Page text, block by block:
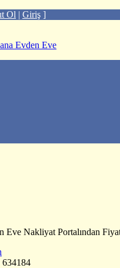
Ol | Giriş ]
Eve Nakliyat Portalından
634184